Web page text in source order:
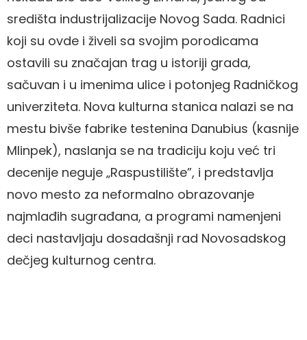
središta industrijalizacije Novog Sada. Radnici
koji su ovde i živeli sa svojim porodicama
ostavili su značajan trag u istoriji grada,
sačuvan i u imenima ulice i potonjeg Radničkog
univerziteta. Nova kulturna stanica nalazi se na
mestu bivše fabrike testenina Danubius (kasnije
Mlinpek), naslanja se na tradiciju koju već tri
decenije neguje „Raspustilište”, i predstavlja
novo mesto za neformalno obrazovanje
najmlađih sugrađana, a programi namenjeni
deci nastavljaju dosadašnji rad Novosadskog
dečjeg kulturnog centra.